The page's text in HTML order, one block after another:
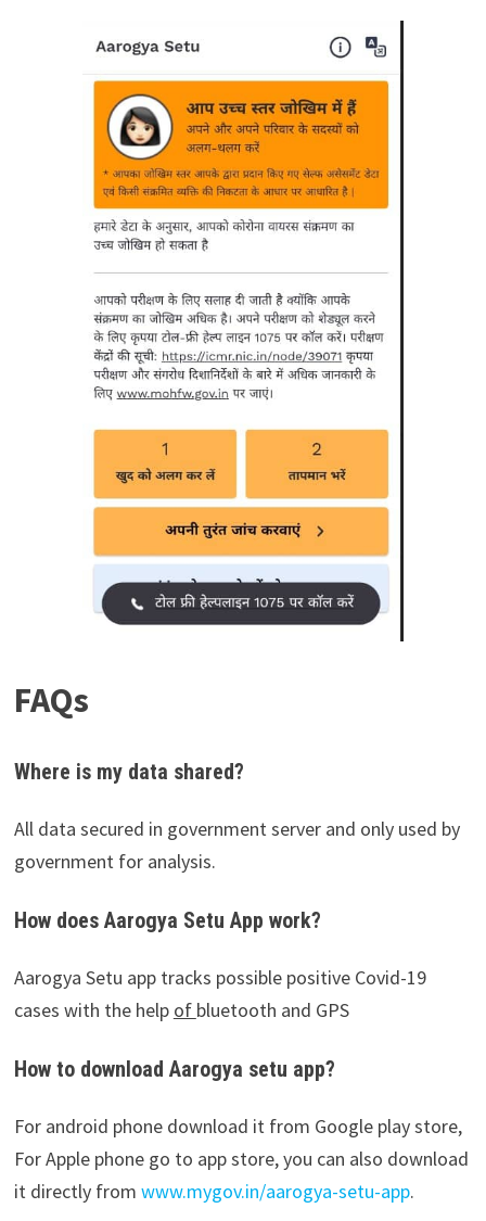
FAQs
Where is my data shared?
All data secured in government server and only used by
government for analysis.
How does Aarogya Setu App work?
Aarogya Setu app tracks possible positive Covid-19
cases with the help of bluetooth and GPS
How to download Aarogya setu app?
For android phone download it from Google play store,
For Apple phone go to app store, you can also download
it directly from www.mygov.in/aarogya-setu-app.